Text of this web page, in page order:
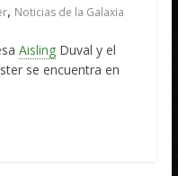
, Noticias de la Galaxia
Aisling Duval y el
se encuentra en